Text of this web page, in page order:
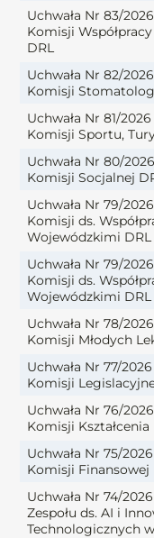
Uchwała Nr 83/
Komisji
DRL
Uchwała Nr 82/
Komisji
Uchwała Nr 81/
Komisji Sportu,
Uchwała Nr 80/
Komisji Socjalnej
Uchwała Nr 79/
Komisji ds.
Wojewódzkimi DRL
Uchwała Nr 79/
Komisji ds.
Wojewódzkimi DRL
Uchwała Nr 78/
Komisji Młodych
Uchwała Nr 77/
Komisji
Uchwała Nr 76/
Komisji Kształcenia
Uchwała Nr 75/
Komisji Finansowej
Uchwała Nr 74/
Zespołu ds. AI i
Technologicznych